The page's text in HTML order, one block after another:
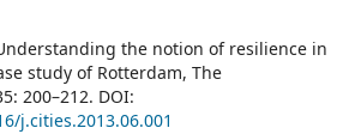
the notion of resilience in
study of Rotterdam, The
200–212. DOI:
j.cities.2013.06.001